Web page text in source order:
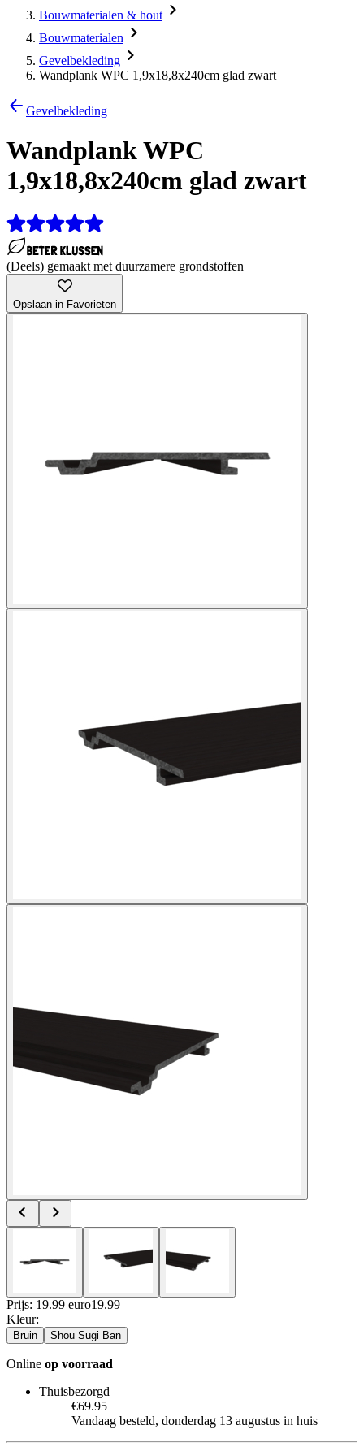
Bouwmaterialen & hout
Bouwmaterialen
Gevelbekleding
Wandplank WPC 1,9x18,8x240cm glad zwart
Gevelbekleding
Wandplank WPC
1,9x18,8x240cm glad zwart
(Deels) gemaakt met duurzamere grondstoffen
Opslaan in Favorieten
Prijs: 19.99 euro19.99
Kleur:
Bruin Shou Sugi Ban
Online op voorraad
Thuisbezorgd
€69.95
Vandaag besteld, donderdag 13 augustus in huis